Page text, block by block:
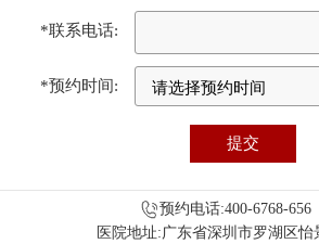
*联系电话:
*预约时间:
预约电话:400-6768-656
医院地址:广东省深圳市罗湖区怡